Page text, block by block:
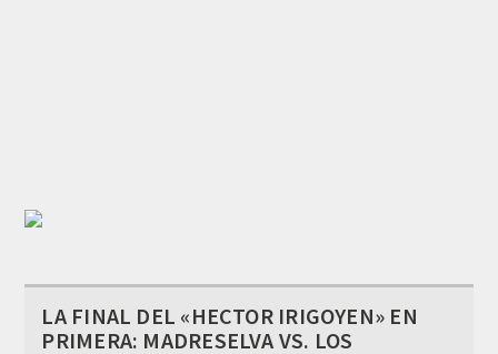
LA FINAL DEL «HECTOR IRIGOYEN» EN
PRIMERA: MADRESELVA VS. LOS